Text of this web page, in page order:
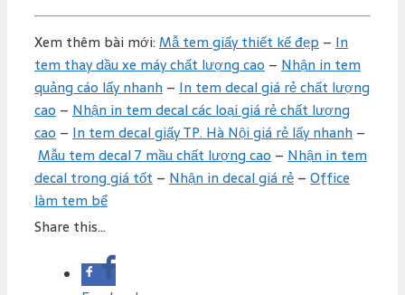
Xem thêm bài mới:Mẫ tem giấy thiết kế đẹp – In
tem thay dầu xe máy chất lượng cao – Nhận in tem
quảng cáo lấy nhanh – In tem decal giá rẻ chất lượng
cao – Nhận in tem decal các loại giá rẻ chất lượng
cao – In tem decal giấy TP. Hà Nội giá rẻ lấy nhanh –
Mẫu tem decal 7 mầu chất lượng cao – Nhận in tem
decal trong giá tốt – Nhận in decal giá rẻ – Office
làm tem bể
Share this...